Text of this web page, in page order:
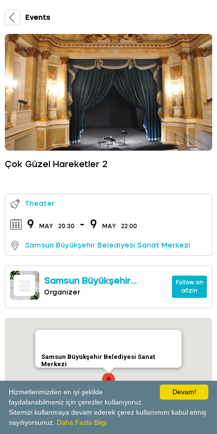
Events
Çok Güzel Hareketler 2
Theater
9 MAY 20:30 - 9 MAY 22:00
Samsun Büyükşehir Belediyesi Sanat Merkezi
Samsun Büyükşehir
Belediyesi Sanat Merkezi
Organizer
Follow on
allzin
Samsun Büyükşehir Belediyesi Sanat
Merkezi
powered by
Devam!
Hizmetlerimizden en iyi şekilde
faydalanabilmeniz için çerezler kullanıyoruz.
Sitemizi kullanmaya devam ederek çerez kullanımını kabul etmiş
sayılıyorsunuz. Daha Fazla Bilgi